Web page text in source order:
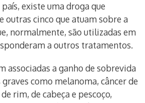
existe uma droga que
outras cinco que atuam sobre a
normalmente, são utilizadas em
a outros tratamentos.
associadas a ganho de sobrevida
como melanoma, câncer de
rim, de cabeça e pescoço,